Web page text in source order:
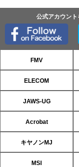
公式アカウン
FMV
ELECOM
JAWS-UG
Acrobat
キヤノンMJ
MSI